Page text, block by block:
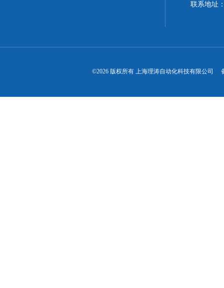
联系地址
©2026 版权所有 上海理涛自动化科技有限公司